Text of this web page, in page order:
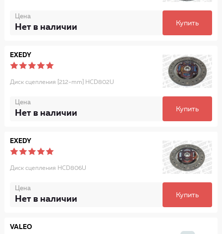
Цена
Нет в наличии Купить
EXEDY
Диск сцепления [212-mm] HCD802U
Цена
Нет в наличии Купить
EXEDY
Диск сцепления HCD806U
Цена
Нет в наличии Купить
VALEO